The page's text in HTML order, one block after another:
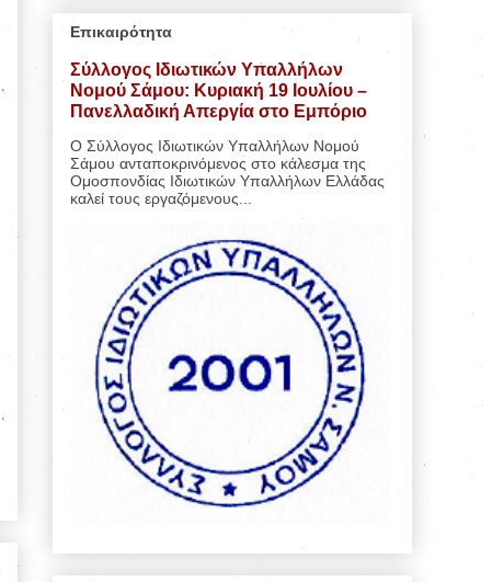
Επικαιρότητα
Σύλλογος Ιδιωτικών Υπαλλήλων
Νομού Σάμου: Κυριακή 19 Ιουλίου –
Πανελλαδική Απεργία στο Εμπόριο
Ο Σύλλογος Ιδιωτικών Υπαλλήλων Νομού
Σάμου ανταποκρινόμενος στο κάλεσμα της
Ομοσπονδίας Ιδιωτικών Υπαλλήλων Ελλάδας
καλεί τους εργαζόμενους...